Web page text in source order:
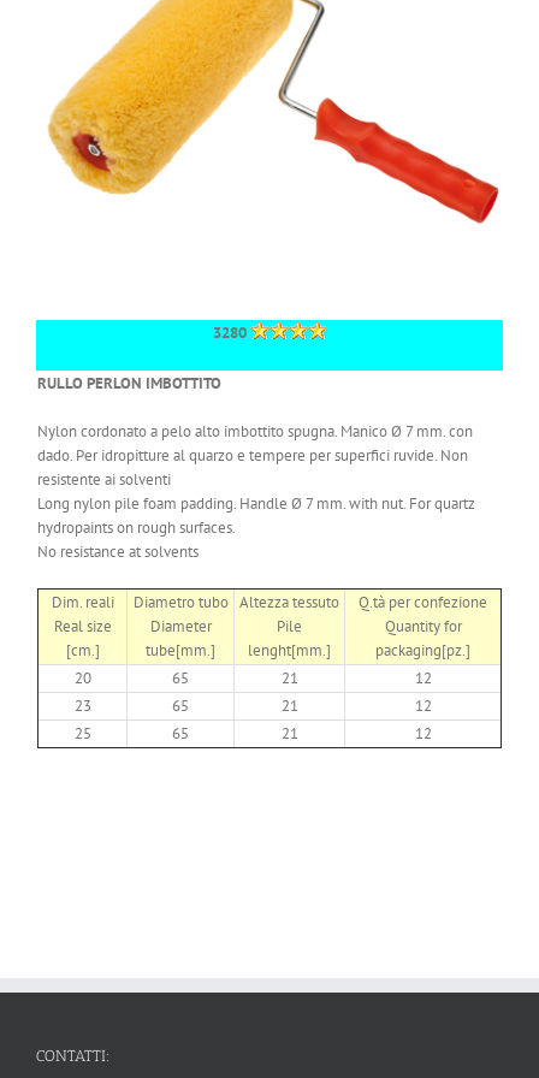
3280
RULLO PERLON IMBOTTITO
Nylon cordonato a pelo alto imbottito spugna. Manico Ø 7 mm. con
dado. Per idropitture al quarzo e tempere per superfici ruvide. Non
resistente ai solventi
Long nylon pile foam padding. Handle Ø 7 mm. with nut. For quartz
hydropaints on rough surfaces.
No resistance at solvents
Dim. reali
Real size
[cm.]
Diametro tubo
Diameter
tube[mm.]
Altezza tessuto
Pile
lenght[mm.]
Q.tà per confezione
Quantity for
packaging[pz.]
20
65 21
12
23
65 21
12
25
65 21 12
CONTATTI: